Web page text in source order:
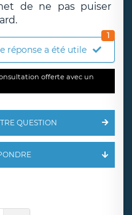
de ne pas puiser
réponse a été utile
1
offerte avec un
QUESTION